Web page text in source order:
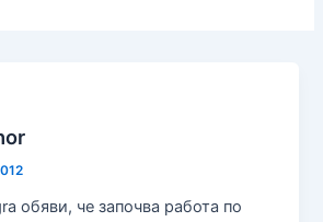
обяви, че започва работа по